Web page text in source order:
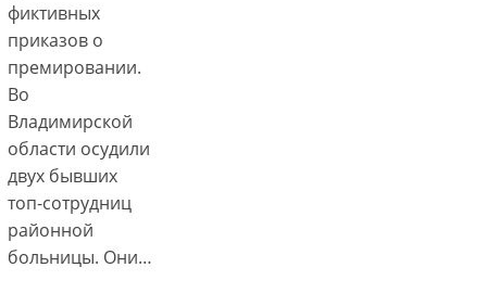
фиктивных
приказов о
премировании.
Во
Владимирской
области осудили
двух бывших
топ-сотрудниц
районной
больницы. Они…